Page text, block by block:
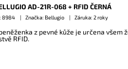
AD-21R-068 + RFID ČERNÁ
8984 Značka: Bellugio Záruka: 2 roky
z pevné kůže je určena všem
RFID.